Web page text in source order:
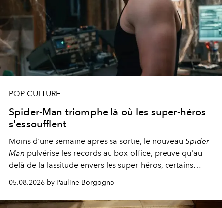
POP CULTURE
Spider-Man triomphe là où les super-héros
s'essoufflent
Moins d'une semaine après sa sortie, le nouveau Spider-
Man pulvérise les records au box-office, preuve qu'au-
delà de la lassitude envers les super-héros, certains
personnages continuent de susciter une ferveur intacte.
05.08.2026 by Pauline Borgogno